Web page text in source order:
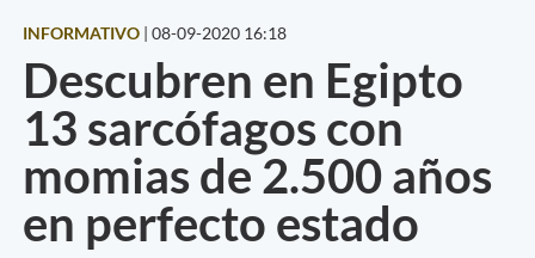
INFORMATIVO | 08-09-2020 16:18
Descubren en Egipto
13 sarcófagos con
momias de 2.500 años
en perfecto estado